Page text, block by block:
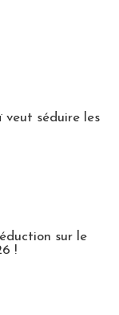
veut séduire les
sur le
!